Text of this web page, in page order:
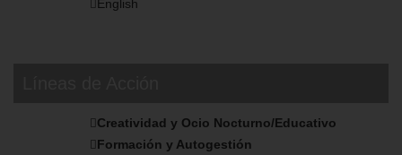
English
Creatividad y Ocio Nocturno/Educativo
Formación y Autogestión